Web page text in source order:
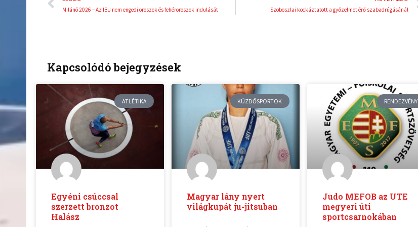
Milánó 2026 – Az IBU nem engedi oroszok és fehéroroszok indulását Szoboszlai kockáztatott a győzelmet érő szabadrúgásánál
Kapcsolódó bejegyzések
ATLÉTIKA
Egyéni csúccsal
szerzett bronzot
Halász
KÜZDŐSPORTOK
Magyar lány nyert
világkupát ju-jitsuban
RENDEZVÉNY
Judo MEFOB az UTE
megyeri úti
sportcsarnokában